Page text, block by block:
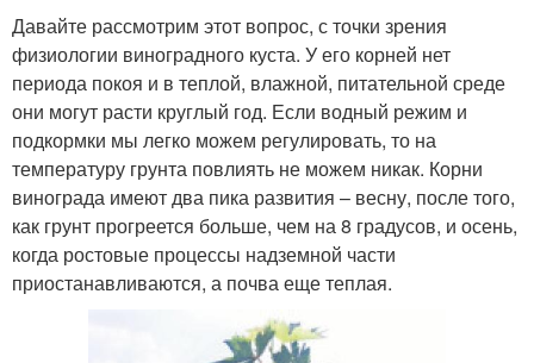
Давайте рассмотрим этот вопрос, с точки зрения
физиологии виноградного куста. У его корней нет
периода покоя и в теплой, влажной, питательной среде
они могут расти круглый год. Если водный режим и
подкормки мы легко можем регулировать, то на
температуру грунта повлиять не можем никак. Корни
винограда имеют два пика развития – весну, после того,
как грунт прогреется больше, чем на 8 градусов, и осень,
когда ростовые процессы надземной части
приостанавливаются, а почва еще теплая.